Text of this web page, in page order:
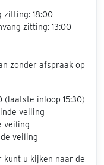
zitting: 18:00
zitting: 13:00
zonder afspraak op
(laatste inloop 15:30)
veiling
veiling
veiling
kunt u kijken naar de